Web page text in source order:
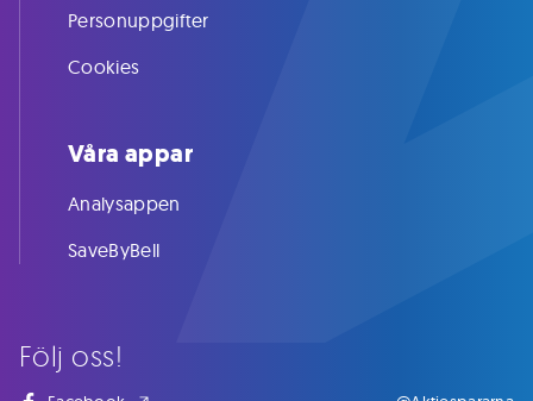
Följ oss!
Personuppgifter
Cookies
Våra appar
Analysappen
SaveByBell